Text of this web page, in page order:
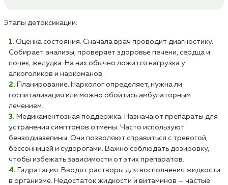
Этапы детоксикации:
Оценка состояния. Сначала врач проводит диагностику.
Собирает анализы, проверяет здоровье печени, сердца и
почек, желудка. На них обычно ложится нагрузка у
алкоголиков и наркоманов.
Планирование. Нарколог определяет, нужна ли
госпитализация или можно обойтись амбулаторным
лечением.
Медикаментозная поддержка. Назначают препараты для
устранения симптомов отмены. Часто используют
бензодиазепины. Они позволяют справиться с тревогой,
бессонницей и судорогами. Важно соблюдать дозировку,
чтобы избежать зависимости от этих препаратов.
Гидратация. Вводят растворы для восполнения жидкости
в организме. Недостаток жидкости и витаминов — частые